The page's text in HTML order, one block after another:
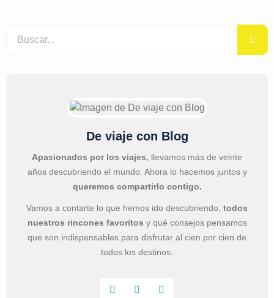
De viaje con Blog
Apasionados por los viajes, llevamos más de veinte
años descubriendo el mundo. Ahora lo hacemos juntos y
queremos compartirlo contigo.
Vamos a contarte lo que hemos ido descubriendo, todos
nuestros rincones favoritos y qué consejos pensamos
que son indispensables para disfrutar al cien por cien de
todos los destinos.